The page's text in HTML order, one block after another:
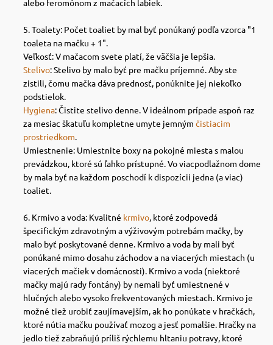
alebo feromónom z mačacích labiek.
Toalety: Počet toaliet by mal byť ponúkaný podľa vzorca "1
toaleta na mačku + 1".
Veľkosť: V mačacom svete platí, že väčšia je lepšia.
Stelivo: Stelivo by malo byť pre mačku príjemné. Aby ste
zistili, čomu mačka dáva prednosť, ponúknite jej niekoľko
podstielok.
Hygiena: Čistite stelivo denne. V ideálnom prípade aspoň raz
za mesiac škatuľu kompletne umyte jemným čistiacim
prostriedkom.
Umiestnenie: Umiestnite boxy na pokojné miesta s malou
prevádzkou, ktoré sú ľahko prístupné. Vo viacpodlažnom dome
by mala byť na každom poschodí k dispozícii jedna (a viac)
toaliet.
Krmivo a voda: Kvalitné krmivo, ktoré zodpovedá
špecifickým zdravotným a výživovým potrebám mačky, by
malo byť poskytované denne. Krmivo a voda by mali byť
ponúkané mimo dosahu záchodov a na viacerých miestach (u
viacerých mačiek v domácnosti). Krmivo a voda (niektoré
mačky majú rady fontány) by nemali byť umiestnené v
hlučných alebo vysoko frekventovaných miestach. Krmivo je
možné tiež urobiť zaujímavejším, ak ho ponúkate v hračkách,
ktoré nútia mačku používať mozog a jesť pomalšie. Hračky na
jedlo tiež zabraňujú príliš rýchlemu hltaniu potravy, ktoré